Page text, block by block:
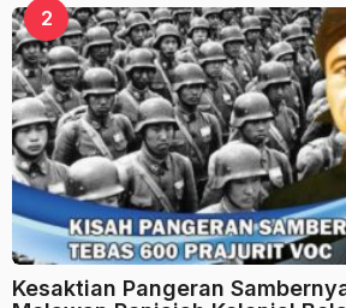
a
h
u
n
a
g
o
2
Kesaktian Pangeran